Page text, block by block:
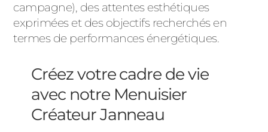
campagne), des attentes esthétiques
exprimées et des objectifs recherchés en
termes de performances énergétiques.
Créez votre cadre de vie
avec notre Menuisier
Créateur Janneau